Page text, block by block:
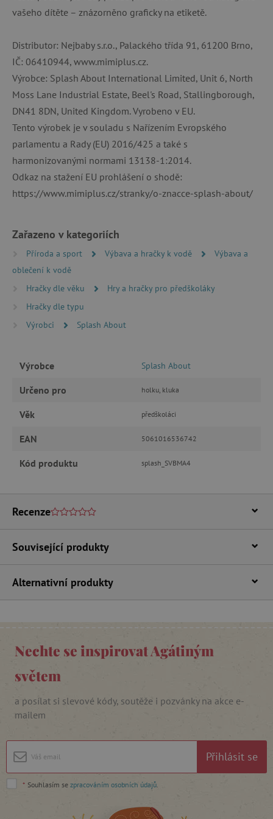
vašeho dítěte – znázorněno graficky na etiketě.
Distributor: Nejbaby s.r.o., Palackého třída 91, 61200 Brno,
IČ: 06410944, www.mimiplus.cz.
Výrobce: Splash About International Limited, Unit 6, North
Moss Lane Industrial Estate, Beel's Road, Stallingborough,
DN41 8DN, United Kingdom. Vyrobeno v EU.
Tento výrobek je v souladu s Nařízením Evropského
parlamentu a Rady (EU) 2016/425 a také s
harmonizovanými normami 13138-1:2014.
Odkaz na stažení EU prohlášení o shodě:
https://www.mimiplus.cz/stranky/o-znacce-splash-about/
Zařazeno v kategoriích
Příroda a sport Výbava a hračky k vodě
Výbava a
oblečení k vodě
Hračky dle věku
Hry a hračky pro předškoláky
Hračky dle typu
Výrobci
Splash About
Výrobce Splash About
Určeno pro holku, kluka
Věk předškoláci
EAN 5061016536742
Kód produktu splash_SVBMA4
Recenze
Související produkty
Alternativní produkty
Nechte se inspirovat Agátiným
světem
a posílat si slevové kódy, soutěže i pozvánky na akce e-
mailem
Přihlásit se
* Souhlasím se zpracováním osobních údajů
FUNKČNÍ SOUBORY
Nezbytně nutné cookies
Analytické cookies
Marketingové cookies
Funkční soubory
Nezbytně nutné soubory cookie umožňují
základní funkce webových stránek, jako je
přihlášení uživatele a správa účtu. Webové
stránky nelze bez nezbytně nutných souborů
cookie správně používat.
Doména
PHPSESSID
PHP.net
Google Privacy Policy